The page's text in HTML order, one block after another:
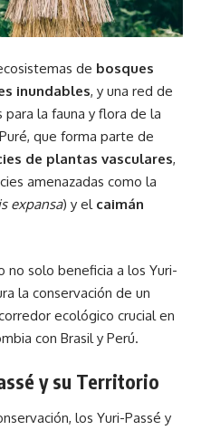
de bosques
inundables, y una red de
para la fauna y flora de la
que forma parte de
de plantas vasculares,
amenazadas como la
expansa) y el caimán
solo beneficia a los Yuri-
la conservación de un
ecológico crucial en
con Brasil y Perú.
y su Territorio
los Yuri-Passé y